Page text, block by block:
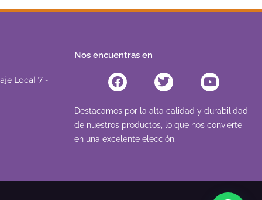
Local 7 -
Nos encuentras en
FacebookTwitter Youtube
Destacamos por la alta calidad y durabilidad
de nuestros productos, lo que nos convierte
en una excelente elección.